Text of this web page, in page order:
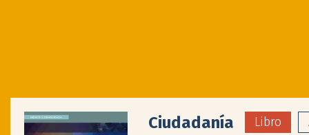
Ciudadanía
Libro